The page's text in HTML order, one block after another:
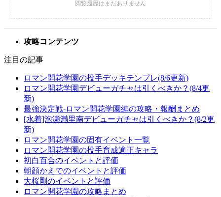
攻略コンテンツ
注目の記事
ロマン開花学園の投手デッキテンプレ(8/6更新)
ロマン開花学園デビューガチャは引くべきか？(8/4更
新)
最強決定戦-ロマン開花学園編の攻略・報酬まとめ
[水着]泡瀬満里南デビューガチャは引くべきか？(8/2更
新)
ロマン開花学園の固有イベント一覧
ロマン開花学園の投手育成適正キャラ
初白百合のイベントと評価
朝顔かえでのイベントと評価
大桜剛のイベントと評価
ロマン開花学園の攻略まとめ